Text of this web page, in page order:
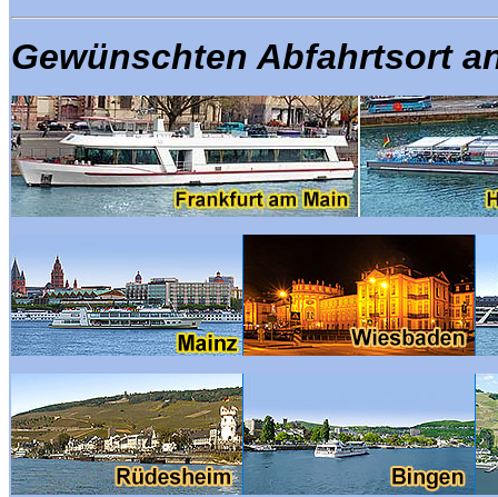
Gewünschten Abfahrtsort